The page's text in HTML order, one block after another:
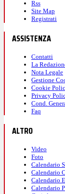
Rss
Site Map
Registrati
ASSISTENZA
Contatti
La
Nota Legale
Gestione
Cookie
Privacy
Cond.
Faq
ALTRO
Video
Foto
Calendario
Calendario
Calendario
Calendario